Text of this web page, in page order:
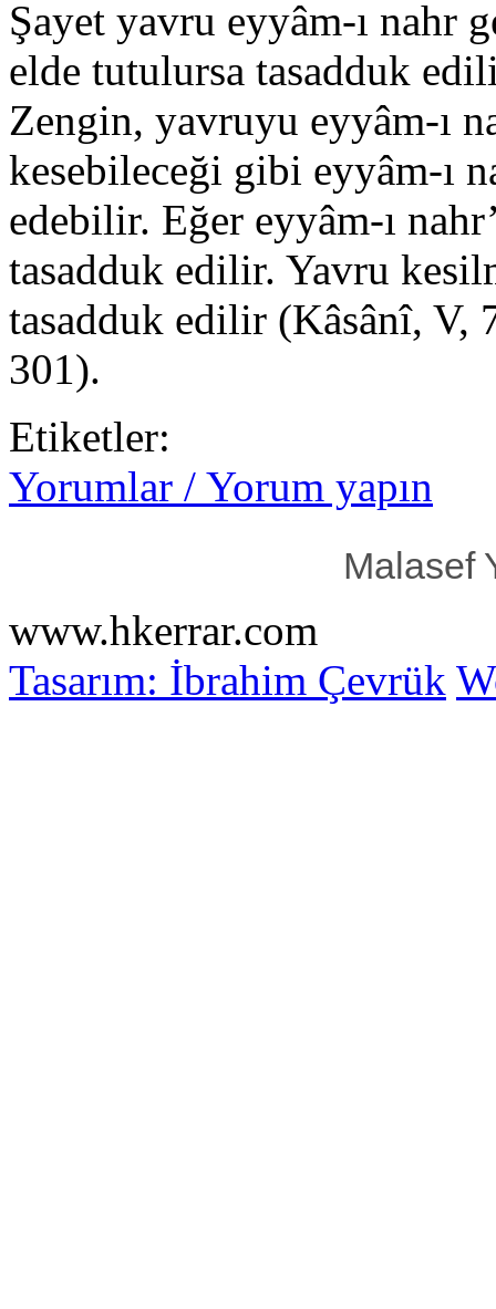
Şayet yavru eyyâm-ı nahr
elde tutulursa tasadduk
Zengin, yavruyu eyyâm-ı
kesebileceği gibi eyyâm-ı
edebilir. Eğer eyyâm-ı
tasadduk edilir. Yavru
tasadduk edilir (Kâsânî, V,
301).
Etiketler:
Yorumlar / Yorum yapın
Malasef
www.hkerrar.com
Tasarım: İbrahim Çevrük